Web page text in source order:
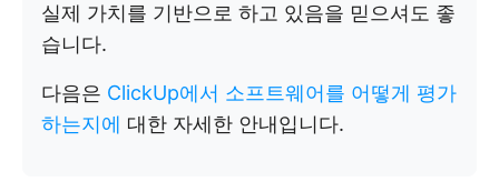
실제 가치를 기반으로 하고 있음을 믿으셔도 좋
습니다.
다음은 ClickUp에서 소프트웨어를 어떻게 평가
하는지에 대한 자세한 안내입니다.